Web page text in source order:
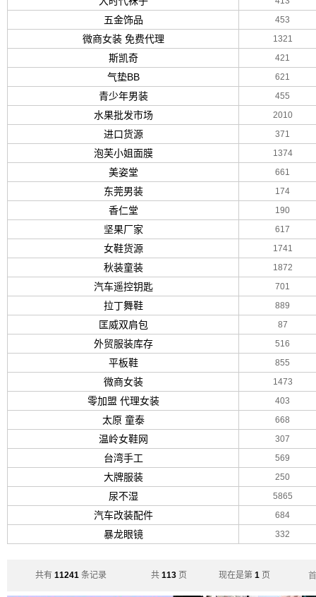
五金饰品 453
微商女装 免费代理 1321
斯凯奇 421
气垫BB 621
青少年男装 455
水果批发市场 2010
进口货源 371
泡芙小姐面膜 1374
美姿堂 661
东莞男装 174
香仁堂 190
坚果厂家 617
女鞋货源 1741
秋装童装 1872
汽车遥控钥匙 701
拉丁舞鞋 889
匡威双肩包 87
外贸服装库存 516
平板鞋 855
微商女装 1473
零加盟 代理女装 403
太原 童泰 668
温岭女鞋网 307
台湾手工 569
大牌服装 250
尿不湿 5865
汽车改装配件 684
暴龙眼镜 332
共有 11241 条记录 共 113页 现在是第 1页